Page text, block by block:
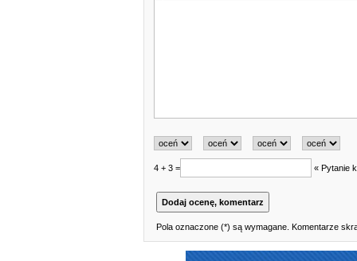
4 + 3 = « Pytanie
Pola oznaczone (*) są wymagane. Komentarze